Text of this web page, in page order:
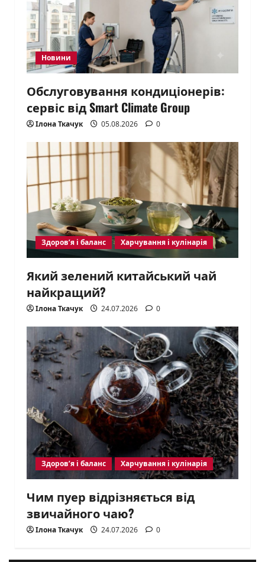
Новини
Обслуговування кондиціонерів:
сервіс від Smart Climate Group
Ілона Ткачук 05.08.2026 0
Здоров’я і баланс Харчування і кулінарія
Який зелений китайський чай
найкращий?
Ілона Ткачук 24.07.2026 0
Здоров’я і баланс Харчування і кулінарія
Чим пуер відрізняється від
звичайного чаю?
Ілона Ткачук 24.07.2026 0